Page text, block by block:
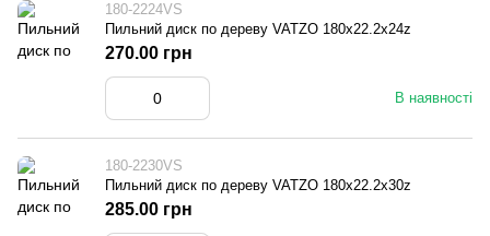
180-2224VS
Пильний диск по дереву VATZO 180x22.2x24z
В наявності
270.00 грн
180-2230VS
Пильний диск по дереву VATZO 180x22.2x30z
285.00 грн